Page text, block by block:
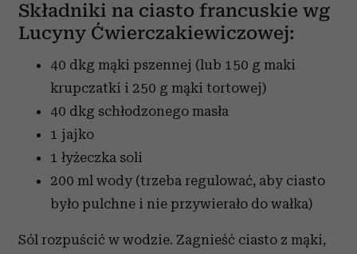
Składniki na ciasto francuskie wg
Lucyny Ćwierczakiewiczowej:
40 dkg mąki pszennej (lub 150 g maki
krupczatki i 250 g mąki tortowej)
40 dkg schłodzonego masła
1 jajko
1 łyżeczka soli
200 ml wody (trzeba regulować, aby ciasto
było pulchne i nie przywierało do wałka)
Sól rozpuścić w wodzie. Zagnieść ciasto z mąki,